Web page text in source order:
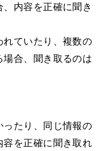
内容を正確に聞き
れていたり、複数の
合、聞き取るのは
ったり、同じ情報の
容を正確に聞き取れ